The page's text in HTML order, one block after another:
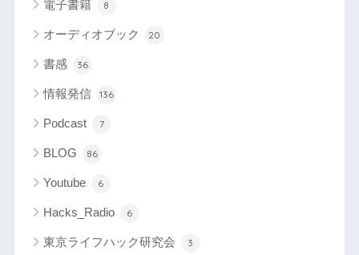
電子書籍 8
オーディオブック 20
書感 36
情報発信 136
Podcast 7
BLOG 86
Youtube 6
Hacks_Radio 6
東京ライフハック研究会 3